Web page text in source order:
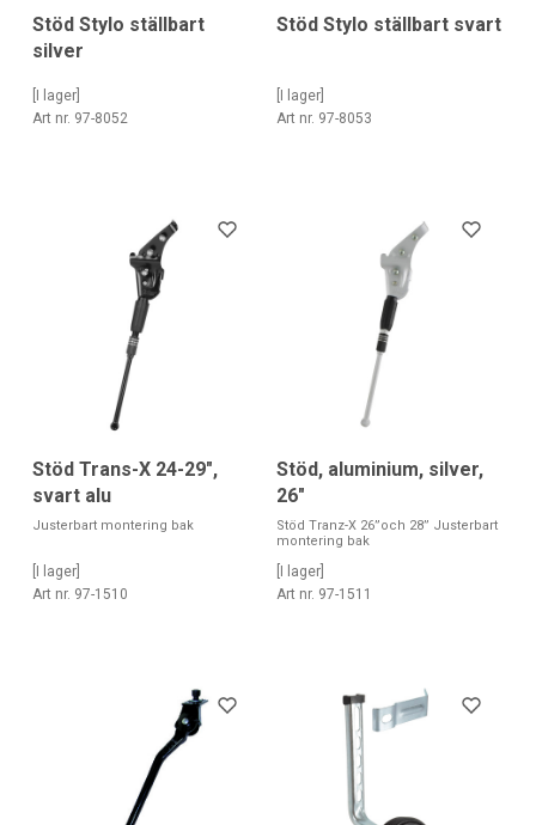
Stöd Stylo ställbart
silver
[I lager]
Art nr. 97-8052
Stöd Stylo ställbart svart
[I lager]
Art nr. 97-8053
Stöd Trans-X 24-29",
svart alu
Justerbart montering bak
[I lager]
Art nr. 97-1510
Stöd, aluminium, silver,
26"
Stöd Tranz-X 26”och 28” Justerbart
montering bak
[I lager]
Art nr. 97-1511